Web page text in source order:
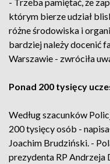
którym bierze udział
różne środowiska i
bardziej należy docenić
Warszawie - zwróciła
Ponad 200 tysięcy
Według szacunków
200 tysięcy osób -
Joachim Brudziński. -
prezydenta RP Andrzeja